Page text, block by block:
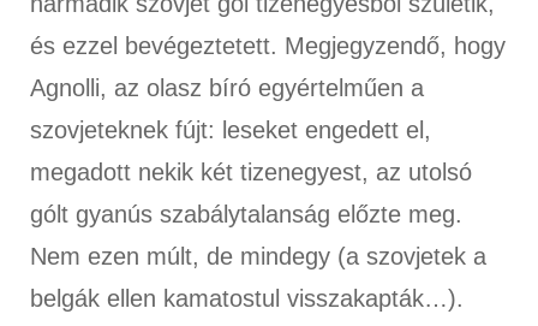
és ezzel bevégeztetett. Megjegyzendő, hogy
Agnolli, az olasz bíró egyértelműen a
szovjeteknek fújt: leseket engedett el,
megadott nekik két tizenegyest, az utolsó
gólt gyanús szabálytalanság előzte meg.
Nem ezen múlt, de mindegy (a szovjetek a
belgák ellen kamatostul visszakapták…).